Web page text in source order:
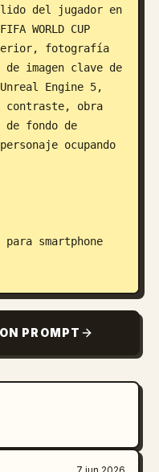
del jugador en
WORLD CUP
fotografía
imagen clave de
Engine 5,
obra
de fondo de
ocupando
smartphone
ocupa del 85 al
a la derecha
extremo con
PROMPT